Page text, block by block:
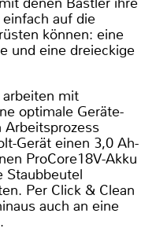
auf die
können: eine
und eine dreieckige
mit
optimale Geräte-
Arbeitsprozess
Gerät einen 3,0 Ah-
ProCore18V-Akku
Staubbeutel
Per Click & Clean
auch an eine